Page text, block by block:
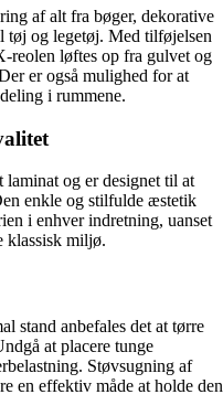
af alt fra bøger, dekorative
tøj og legetøj. Med tilføjelsen
løftes op fra gulvet og
er også mulighed for at
i rummene.
og er designet til at
enkle og stilfulde æstetik
i enhver indretning, uanset
klassisk miljø.
stand anbefales det at tørre
at placere tunge
Støvsugning af
en effektiv måde at holde den